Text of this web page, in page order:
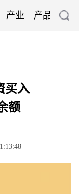
产业 产品 技术
买入
额